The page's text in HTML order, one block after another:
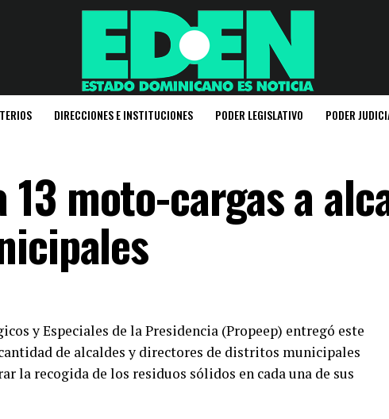
DIRECCIONES E INSTITUCIONES PODER LEGISLATIVO PODER
moto-cargas a
y Especiales de la Presidencia (Propeep) entregó este
de alcaldes y directores de distritos municipales
la recogida de los residuos sólidos en cada una de sus